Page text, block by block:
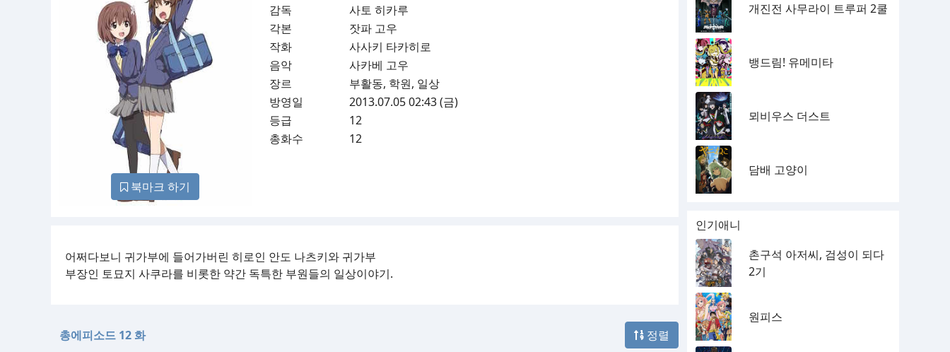
북마크 하기
감독
사토 히카루
각본
잣파 고우
작화
사사키 타카히로
음악
사카베 고우
장르
부활동, 학원, 일상
방영일
2013.07.05 02:43 (금)
등급
12
총화수
12
어쩌다보니 귀가부에 들어가버린 히로인 안도 나츠키와 귀가부
부장인 토묘지 사쿠라를 비롯한 약간 독특한 부원들의 일상이야기.
총에피소드 12 화 정렬
개진전 사무라이 트루퍼 2쿨
뱅드림! 유메미타
뫼비우스 더스트
담배 고양이
인기애니
촌구석 아저씨, 검성이 되다
2기
원피스